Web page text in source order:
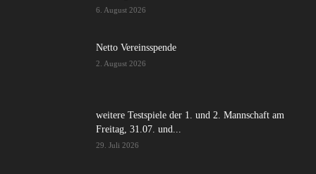
6. August 2026
Netto Vereinsspende
2. August 2026
weitere Testspiele der 1. und 2. Mannschaft am
Freitag, 31.07. und...
29. Juli 2026